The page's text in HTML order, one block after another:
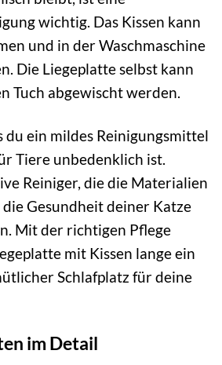
wichtig. Das Kissen kann
und in der Waschmaschine
Die Liegeplatte selbst kann
Tuch abgewischt werden.
du ein mildes Reinigungsmittel
Tiere unbedenklich ist.
Reiniger, die die Materialien
Gesundheit deiner Katze
Mit der richtigen Pflege
mit Kissen lange ein
Schlafplatz für deine
im Detail